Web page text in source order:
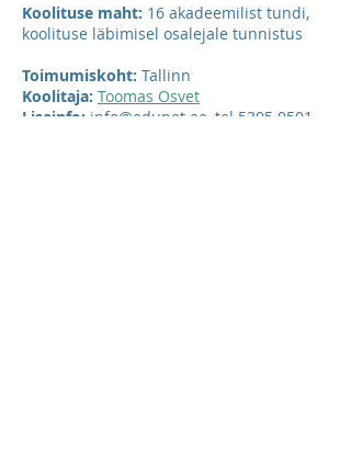
Koolituse maht: 16 akadeemilist tundi,
koolituse läbimisel osalejale tunnistus
Toimumiskoht: Tallinn
Koolitaja: Toomas Osvet
Lisainfo: info@edunet.ee , tel 5305 9501